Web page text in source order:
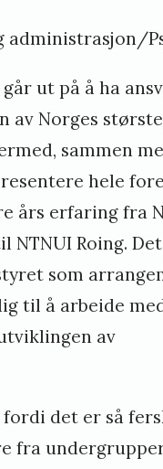
administrasjon/
ut på å ha
av Norges
sammen
hele
års erfaring fra
Roing.
som
til å arbeide
av
det er så
fra